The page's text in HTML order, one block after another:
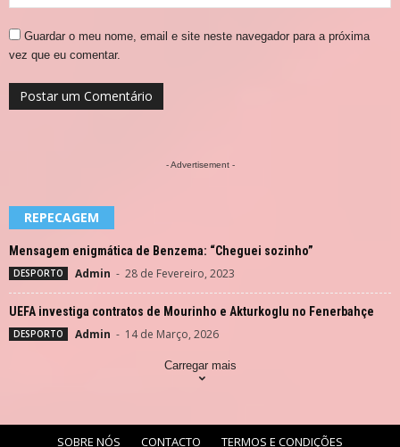
Guardar o meu nome, email e site neste navegador para a próxima
vez que eu comentar.
- Advertisement -
REPECAGEM
Mensagem enigmática de Benzema: “Cheguei sozinho”
DESPORTO Admin - 28 de Fevereiro, 2023
UEFA investiga contratos de Mourinho e Akturkoglu no Fenerbahçe
DESPORTO Admin - 14 de Março, 2026
Carregar mais
SOBRE NÓS CONTACTO TERMOS E CONDIÇÕES